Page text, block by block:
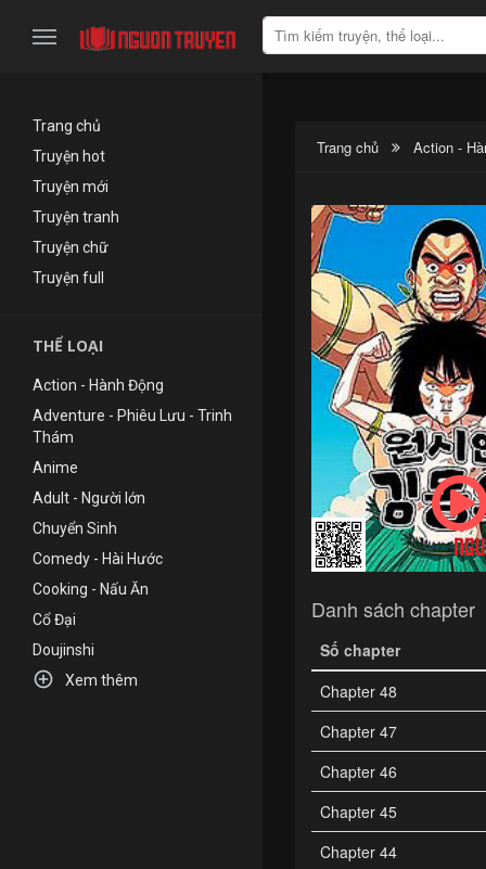
Trang chủ
Truyện hot
Truyện mới
Truyện tranh
Truyện chữ
Truyện full
THỂ LOẠI
Action - Hành Động
Adventure - Phiêu Lưu - Trinh
Thám
Anime
Adult - Người lớn
Chuyển Sinh
Comedy - Hài Hước
Cooking - Nấu Ăn
Cổ Đại
Doujinshi
 Xem thêm
Trang chủ Action -
Danh sách chapter
Số chapter
Chapter 48
Chapter 47
Chapter 46
Chapter 45
Chapter 44